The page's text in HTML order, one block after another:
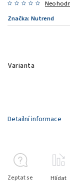
Značka: Nutrend
Varianta
Detailní informace
Zeptat se Hlídat